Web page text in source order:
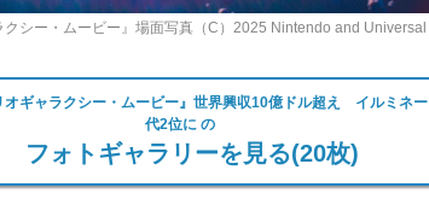
クシー・ムービー』場面写真（C）2025 Nintendo and
オギャラクシー・ムービー』世界興収10億ドル超え イルミネ
代2位に の
フォトギャラリーを見る(20枚)